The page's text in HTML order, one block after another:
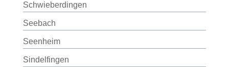
Schwieberdingen
Seebach
Seenheim
Sindelfingen